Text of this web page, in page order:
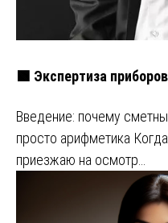
🟩 Экспертиза
Введение: почему
просто арифметика
приезжаю на осмотр…